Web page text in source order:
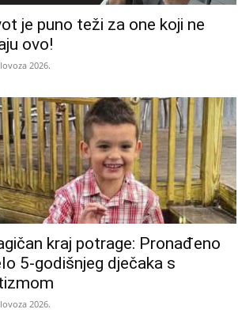
je puno teži za one koji ne
ovo!
2026.
kraj potrage: Pronađeno
5-godišnjeg dječaka s
2026.